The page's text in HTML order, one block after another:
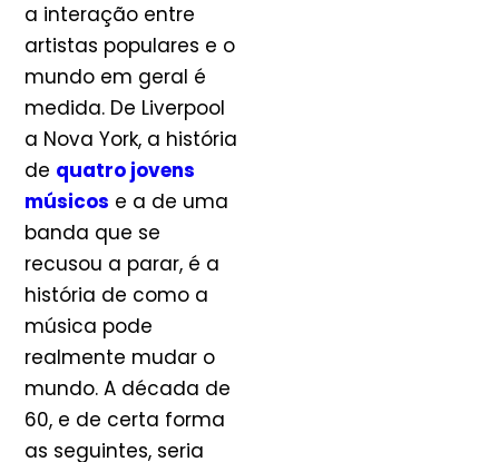
a interação entre
artistas populares e o
mundo em geral é
medida. De Liverpool
a Nova York, a história
de quatro jovens
músicos e a de uma
banda que se
recusou a parar, é a
história de como a
música pode
realmente mudar o
mundo. A década de
60, e de certa forma
as seguintes, seria